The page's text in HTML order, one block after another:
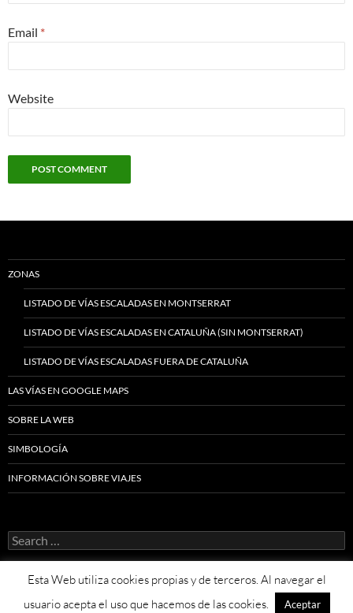
Email *
Website
ZONAS
LISTADO DE VÍAS ESCALADAS EN MONTSERRAT
LISTADO DE VÍAS ESCALADAS EN CATALUÑA (SIN MONTSERRAT)
LISTADO DE VÍAS ESCALADAS FUERA DE CATALUÑA
LAS VÍAS EN GOOGLE MAPS
SOBRE LA WEB
SIMBOLOGÍA
INFORMACIÓN SOBRE VIAJES
Search
for:
Proudly powered by WordPress
Esta Web utiliza cookies propias y de terceros. Al navegar el
usuario acepta el uso que hacemos de las cookies.
Aceptar